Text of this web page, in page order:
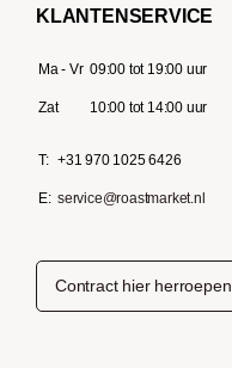
KLANTENSERVICE
Ma - Vr 09:00 tot 19:00 uur
Zat 10:00 tot 14:00 uur
T: +31 970 1025 6426
E: service@roastmarket.nl
Contract hier herroepen